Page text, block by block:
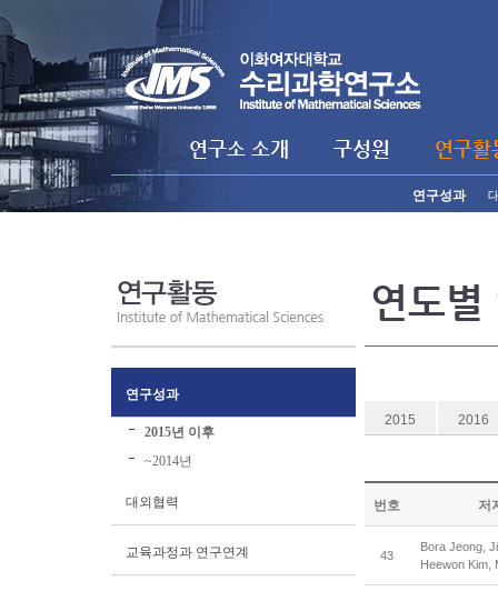
연구소 소개 구성원 연구활
연구성과
연구성과
2015년 이후
~2014년
대외협력
교육과정과 연구연계
2015 2016
번호 저
43
Bora Jeong,
Heewon Kim,
연도별